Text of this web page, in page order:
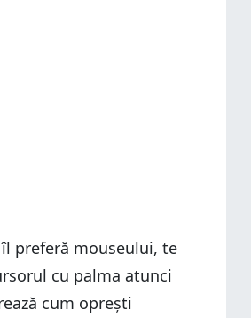
preferă mouseului, te
cu palma atunci
cum oprești